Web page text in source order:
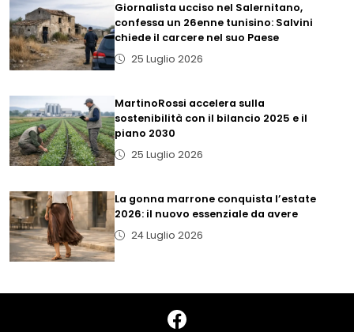
Giornalista ucciso nel Salernitano,
confessa un 26enne tunisino: Salvini
chiede il carcere nel suo Paese
25 Luglio 2026
MartinoRossi accelera sulla
sostenibilità con il bilancio 2025 e il
piano 2030
25 Luglio 2026
La gonna marrone conquista l’estate
2026: il nuovo essenziale da avere
24 Luglio 2026